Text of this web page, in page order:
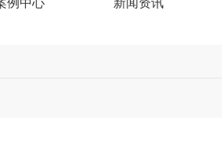
例中心 新闻资讯